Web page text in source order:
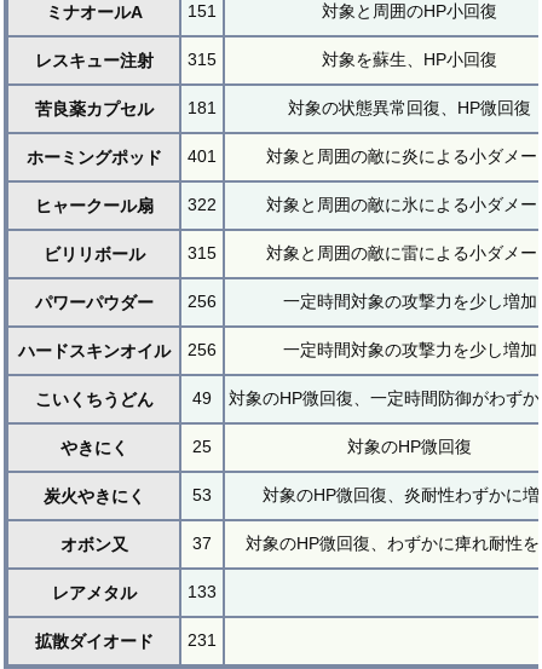
ミナオールA 151 対象と周囲のHP小回復
レスキュー注射 315 対象を蘇生、HP小回復
苦良薬カプセル 181 対象の状態異常回復、HP微回復
ホーミングポッド 401 対象と周囲の敵に炎による小ダメー
ヒャークール扇 322 対象と周囲の敵に氷による小ダメー
ビリリボール 315 対象と周囲の敵に雷による小ダメー
パワーパウダー 256 一定時間対象の攻撃力を少し増加
ハードスキンオイル 256 一定時間対象の攻撃力を少し増加
こいくちうどん 49 対象のHP微回復、一定時間防御がわず
やきにく 25 対象のHP微回復
炭火やきにく 53 対象のHP微回復、炎耐性わずかに
オボン又 37 対象のHP微回復、わずかに痺れ耐性
レアメタル 133
拡散ダイオード 231